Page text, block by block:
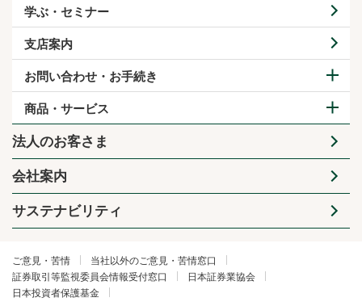
学ぶ・セミナー
支店案内
お問い合わせ・お手続き
商品・サービス
法人のお客さま
会社案内
サステナビリティ
ご意見・苦情
当社以外のご意見・苦情窓口
証券取引等監視委員会情報受付窓口
日本証券業協会
日本投資者保護基金